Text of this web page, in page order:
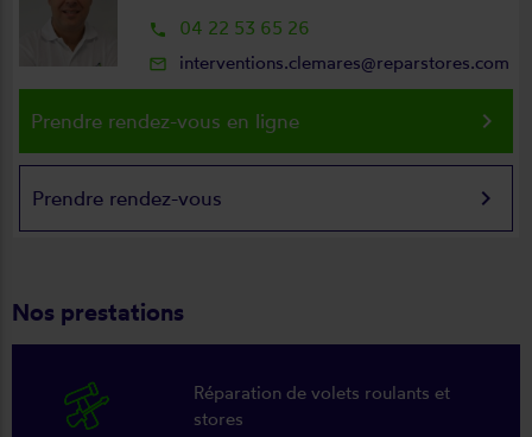
local_phone 04 22 53 65 26
mail_outline interventions.clemares@reparstores.com
Prendre rendez-vous en ligne keyboard_arrow_right
Prendre rendez-vous keyboard_arrow_right
Nos prestations
Réparation de volets roulants et
stores